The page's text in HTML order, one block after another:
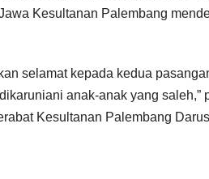
Kesultanan Palembang
selamat kepada kedua
anak-anak yang saleh,”
Kesultanan Palembang